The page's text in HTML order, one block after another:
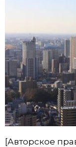
[Авторское